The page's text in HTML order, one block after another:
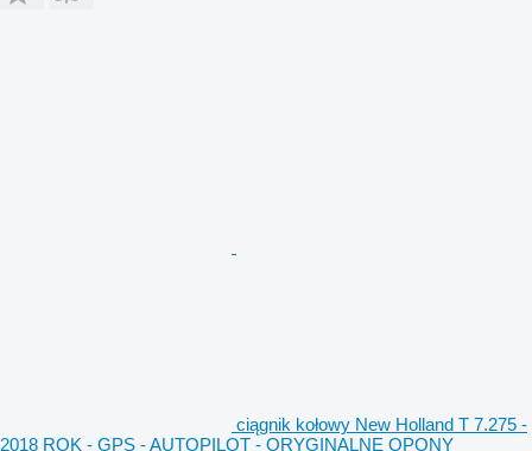
ciągnik kołowy New Holland T 7.275 -
2018 ROK - GPS - AUTOPILOT - ORYGINALNE OPONY